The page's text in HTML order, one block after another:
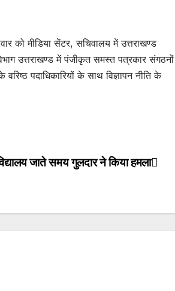
को मीडिया सेंटर, सचिवालय में उत्तराखण्ड
उत्तराखण्ड में पंजीकृत समस्त पत्रकार संगठनों
पदाधिकारियों के साथ विज्ञापन नीति के
जाते समय गुलदार ने किया हमला